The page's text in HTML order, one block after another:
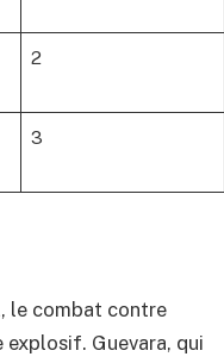
2
3
le combat contre
explosif. Guevara, qui